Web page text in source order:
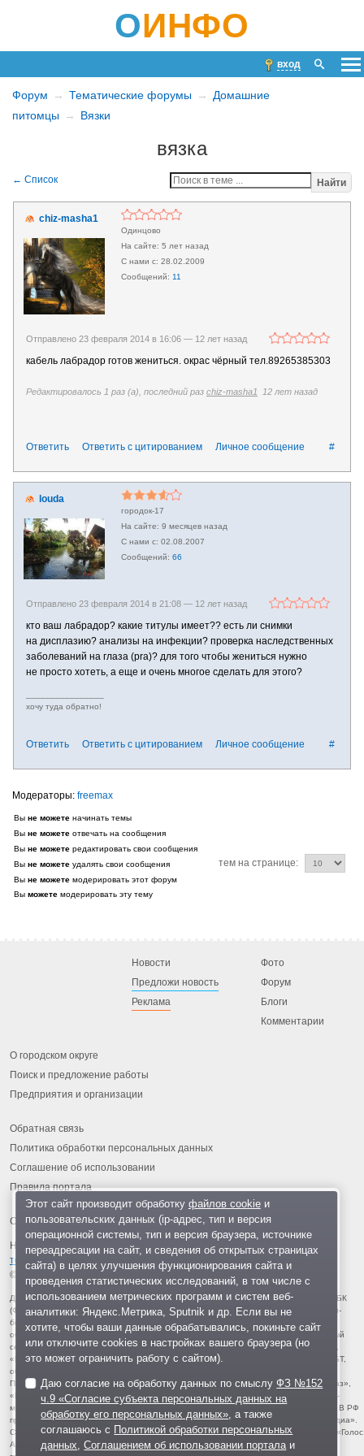
ОИНФО
вход
Форум Тематические форумы
Домашние
питомцы
Вязки
вязка
Найти
chiz-masha1
Одинцово
5 лет назад
28.02.2009
11
Отправлено 23 февраля 2014 в 16:06 — 12 лет назад
кабель лабрадор готов жениться. окрас чёрный тел.89265385303
Редактировалось 1 раз (а), последний раз chiz-masha1 12 лет назад
#
Ответить Ответить с цитированием Личное сообщение
louda
городок-17
9 месяцев назад
02.08.2007
66
Отправлено 23 февраля 2014 в 21:08 — 12 лет назад
кто ваш лабрадор? какие титулы имеет?? есть ли снимки
на дисплазию? анализы на инфекции? проверка наследственных
заболеваний на глаза (pra)? для того чтобы жениться нужно
не просто хотеть, а еще и очень многое сделать для этого?
хочу туда обратно!
#
Ответить Ответить с цитированием Личное сообщение
freemax
Вы не можете начинать темы
Вы не можете отвечать на сообщения
Вы не можете редактировать свои сообщения
Вы не можете удалять свои сообщения
Вы не можете модерировать этот форум
Вы можете модерировать эту тему
тем на странице:
Новости
Предложи новость
Реклама
Фото
Форум
Блоги
Комментарии
О городском округе
Поиск и предложение работы
Предприятия и организации
Обратная связь
Политика обработки персональных данных
Соглашение об использовании
Правила портала
На информационном ресурсе применяются рекомендательные
технологии
© 2013-2026 «ОИНФО»,
сделано в Одинцово
Для читателей: В России признаны экстремистскими и запрещены организации ФБК
(Фонд борьбы с коррупцией, признан иноагентом), Штабы Навального, «Национал-
большевистская партия», «Свидетели Иеговы», «Армия воли народа», «Русский
общенациональный союз», «Движение против нелегальной иммиграции», «Правый
сектор», УНА-УНСО, УПА, «Тризуб им. Степана Бандеры», «Мизантропик дивижн»,
«Меджлис крымскотатарского народа», движение «Артподготовка», движение ЛГБТ,
общероссийская политическая партия «Воля», АУЕ, батальоны «Азов» и «Айдар».
Признаны террористическими и запрещены: «Движение Талибан», «Имарат Кавказ»,
«Исламское государство» (ИГ, ИГИЛ), Джебхад-ан-Нусра, «АУМ Синрике», «Братья-
мусульмане», «Аль-Каида в странах исламского Магриба», «Сеть», «Колумбайн». В РФ
признана нежелательной деятельность «Открытой России», издания «Проект Медиа».
СМИ-иноагентами признаны: телеканал «Дождь», «Медуза», «Важные истории», «Голос
Америки», радио «Свобода», The Insider, «Медиазона», ОВД-инфо. Иноагентами
Этот сайт производит обработку файлов cookieи
пользовательских данных (ip-адрес, тип и версия
операционной системы, тип и версия браузера, источнике
переадресации на сайт, и сведения об открытых страницах
сайта) в целях улучшения функционирования сайта и
проведения статистических исследований, в том числе с
использованием метрических программ и систем веб-
аналитики: Яндекс.Метрика, Sputnik и др. Если вы не
хотите, чтобы ваши данные обрабатывались, покиньте сайт
или отключите cookies в настройках вашего браузера (но
это может ограничить работу с сайтом).
Даю согласие на обработку данных по смыслуФЗ №152
ч.9 «Согласие субъекта персональных данных на
обработку его персональных данных» , а также
соглашаюсь с Политикой обработки персональных
данных ,Соглашением об использовании портала и